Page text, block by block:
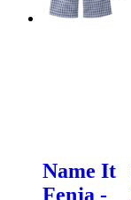
Name It
Fenja -